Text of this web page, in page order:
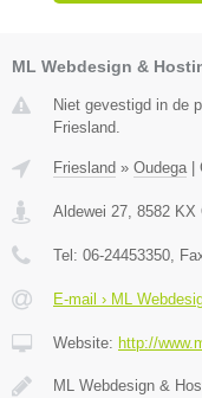
ML Webdesign &
Niet gevestigd in de
Friesland.
Friesland » Oudega|
Aldewei 27, 8582 KX
Tel: 06-24453350,
E-mail › ML
Website: http://
ML Webdesign &